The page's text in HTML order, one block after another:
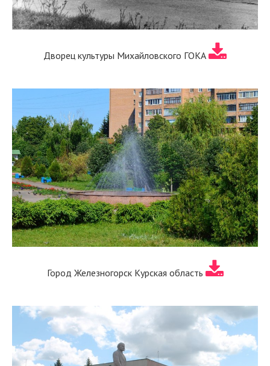
Дворец культуры Михайловского ГОКА
Город Железногорск Курская область